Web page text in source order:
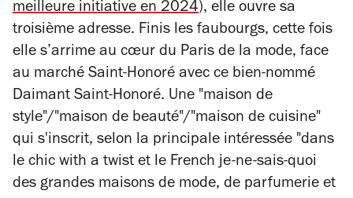
meilleure initiative en 2024), elle ouvre sa
troisième adresse. Finis les faubourgs, cette fois
elle s’arrime au cœur du Paris de la mode, face
au marché Saint-Honoré avec ce bien-nommé
Daimant Saint-Honoré. Une "maison de
style"/"maison de beauté"/"maison de cuisine"
qui s'inscrit, selon la principale intéressée "dans
le chic with a twist et le French je-ne-sais-quoi
des grandes maisons de mode, de parfumerie et